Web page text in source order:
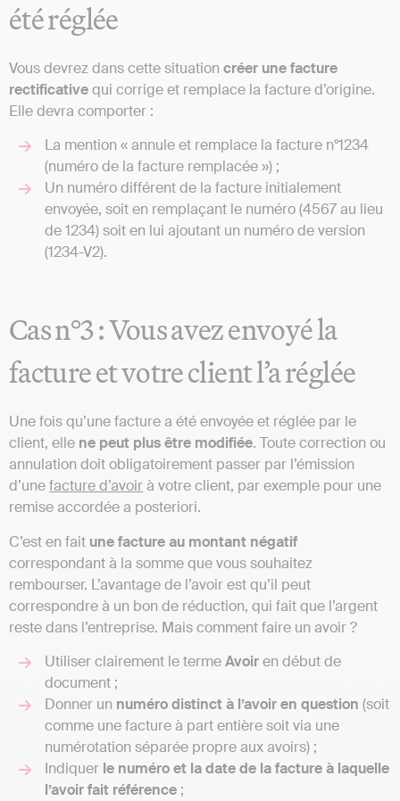
été réglée
Vous devrez dans cette situation créer une facture
rectificativequi corrige et remplace la facture d’origine.
Elle devra comporter :
La mention « annule et remplace la facture n°1234
(numéro de la facture remplacée ») ;
Un numéro différent de la facture initialement
envoyée, soit en remplaçant le numéro (4567 au lieu
de 1234) soit en lui ajoutant un numéro de version
(1234-V2).
Cas n°3 : Vous avez envoyé la
facture et votre client l’a réglée
Une fois qu’une facture a été envoyée et réglée par le
client, elle ne peut plus être modifiée. Toute correction ou
annulation doit obligatoirement passer par l’émission
d’unefacture d’avoirà votre client, par exemple pour une
remise accordée a posteriori.
C’est en fait une facture au montant négatif
correspondant à la somme que vous souhaitez
rembourser. L’avantage de l’avoir est qu’il peut
correspondre à un bon de réduction, qui fait que l’argent
reste dans l’entreprise. Mais comment faire un avoir ?
Utiliser clairement le termeAvoiren début de
document ;
Donner un numéro distinct à l’avoir en question (soit
comme une facture à part entière soit via une
numérotation séparée propre aux avoirs) ;
Indiquer le numéro et la date de la facture à laquelle
l’avoir fait référence ;